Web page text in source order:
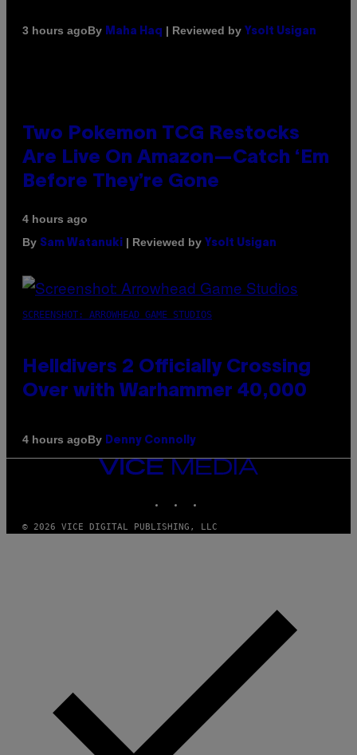
3 hours agoBy Maha Haq | Reviewed by Ysolt Usigan
Two Pokemon TCG Restocks
Are Live On Amazon—Catch ‘Em
Before They’re Gone
4 hours ago
By Sam Watanuki | Reviewed by Ysolt Usigan
SCREENSHOT: ARROWHEAD GAME STUDIOS
Helldivers 2 Officially Crossing
Over with Warhammer 40,000
4 hours agoBy Denny Connolly
VICE
MEDIA
© 2026 VICE DIGITAL PUBLISHING, LLC